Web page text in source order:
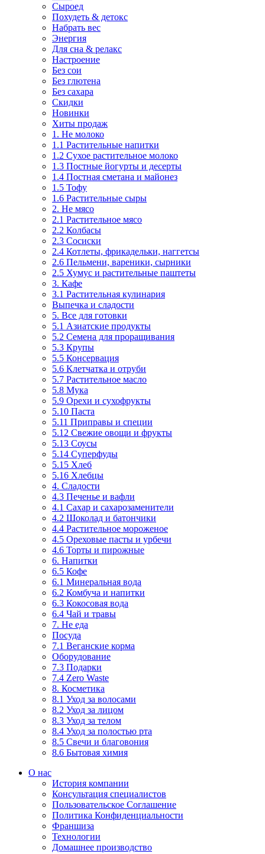
Сыроед
Похудеть & детокс
Набрать вес
Энергия
Для сна & релакс
Настроение
Без сои
Без глютена
Без сахара
Скидки
Новинки
Хиты продаж
1. Не молоко
1.1 Растительные напитки
1.2 Сухое растительное молоко
1.3 Постные йогурты и десерты
1.4 Постная сметана и майонез
1.5 Тофу
1.6 Растительные сыры
2. Не мясо
2.1 Растительное мясо
2.2 Колбасы
2.3 Сосиски
2.4 Котлеты, фрикадельки, наггетсы
2.6 Пельмени, вареники, сырники
2.5 Хумус и растительные паштеты
3. Кафе
3.1 Растительная кулинария
Выпечка и сладости
5. Все для готовки
5.1 Азиатские продукты
5.2 Семена для проращивания
5.3 Крупы
5.5 Консервация
5.6 Клетчатка и отруби
5.7 Растительное масло
5.8 Мука
5.9 Орехи и сухофрукты
5.10 Паста
5.11 Приправы и специи
5.12 Свежие овощи и фрукты
5.13 Соусы
5.14 Суперфуды
5.15 Хлеб
5.16 Хлебцы
4. Сладости
4.3 Печенье и вафли
4.1 Сахар и сахарозаменители
4.2 Шоколад и батончики
4.4 Растительное мороженое
4.5 Ореховые пасты и урбечи
4.6 Торты и пирожные
6. Напитки
6.5 Кофе
6.1 Минеральная вода
6.2 Комбуча и напитки
6.3 Кокосовая вода
6.4 Чай и травы
7. Не еда
Посуда
7.1 Веганские корма
Оборудование
7.3 Подарки
7.4 Zero Waste
8. Косметика
8.1 Уход за волосами
8.2 Уход за лицом
8.3 Уход за телом
8.4 Уход за полостью рта
8.5 Свечи и благовония
8.6 Бытовая химия
О нас
История компании
Консультация специалистов
Пользовательское Соглашение
Политика Конфиденциальности
Франшиза
Технологии
Домашнее производство